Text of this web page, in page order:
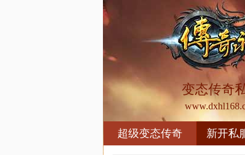
变态传奇
超级变态传奇 新开私